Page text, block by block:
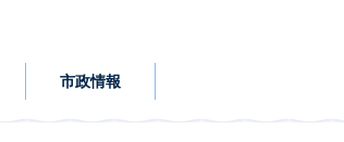
市政情報